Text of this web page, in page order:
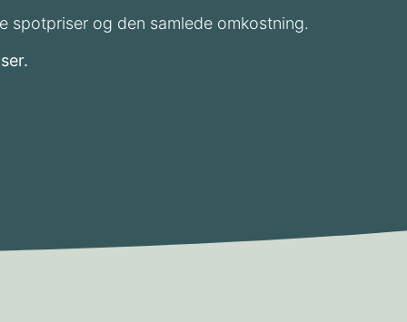
spotpriser og den samlede omkostning.